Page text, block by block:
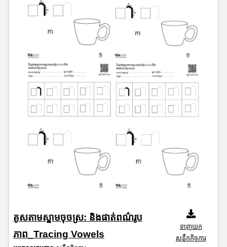
គូសតាមស្នាមចុចស្រ: និងផាត់ពណ៌រូប
ភាព_Tracing Vowels
ទាញយក
សន្លឹកកិច្ចការ